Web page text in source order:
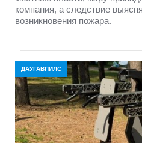
компания, а следствие
возникновения пожара.
ДАУГАВПИЛС